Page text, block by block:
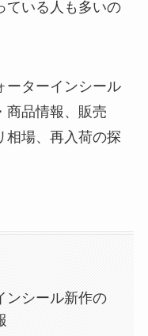
ている人も多いの
ーターインシール
商品情報、販売
相場、再入荷の探
ンシール新作の